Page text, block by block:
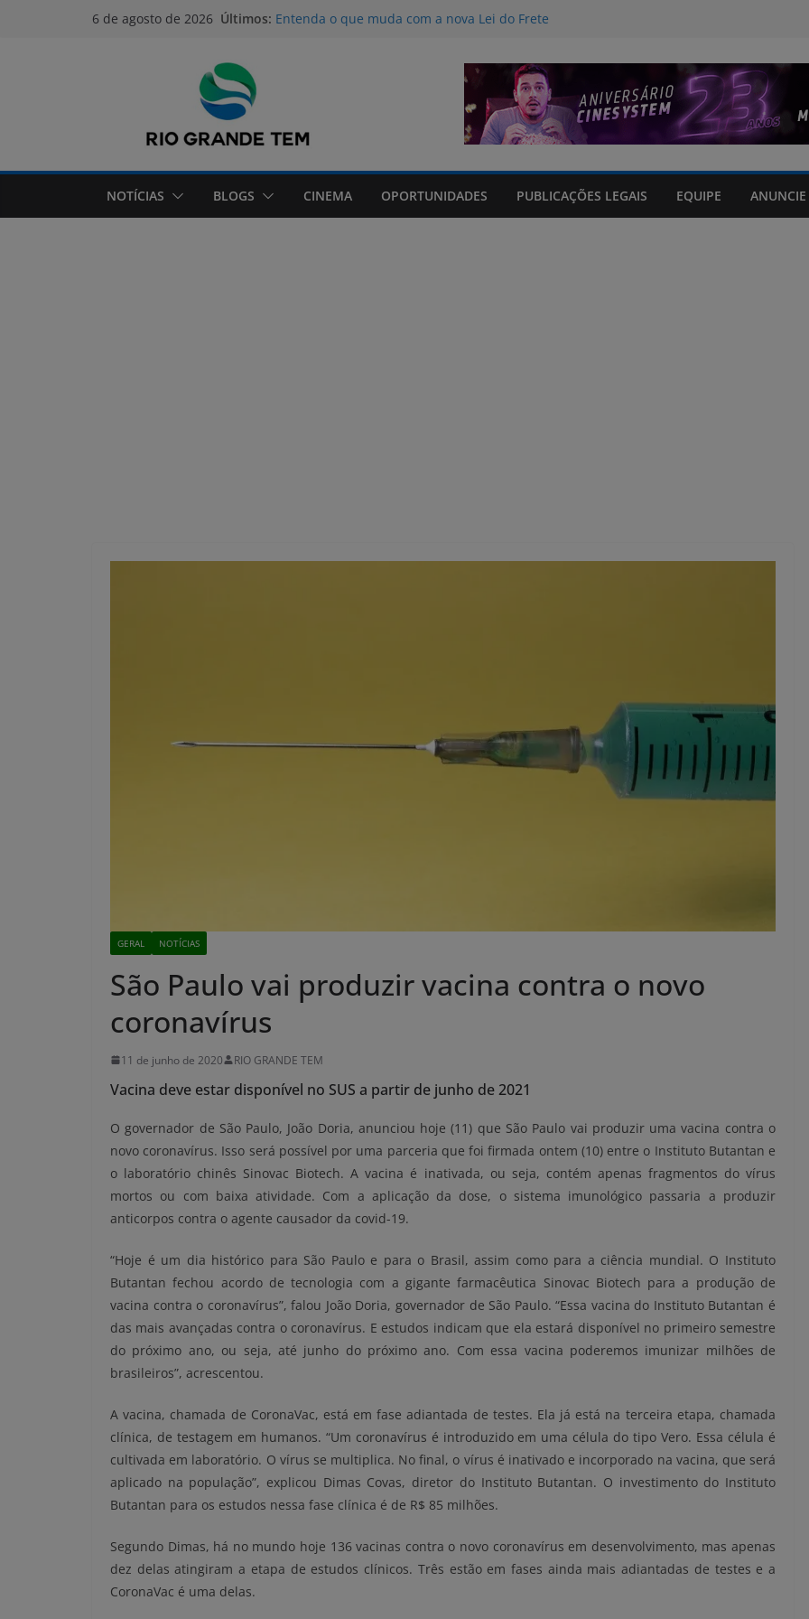
6 de agosto de 2026 Últimos: Entenda o que muda com a nova Lei do Frete
Anvisa proíbe produtos sem registro que prometiam
Medicamento reduz em até 85% internações no SUS por
Lei prorroga uso do FGTS em hospitais filantrópicos ligados
NOTÍCIAS
BLOGS CINEMA OPORTUNIDADES PUBLICAÇÕES LEGAIS EQUIPE ANUNCIE
GERAL NOTÍCIAS
São Paulo vai produzir vacina contra o novo
coronavírus
11 de junho de 2020 RIO GRANDE TEM
Vacina deve estar disponível no SUS a partir de junho de 2021
O governador de São Paulo, João Doria, anunciou hoje (11) que São Paulo vai produzir uma vacina contra o
novo coronavírus. Isso será possível por uma parceria que foi firmada ontem (10) entre o Instituto Butantan e
o laboratório chinês Sinovac Biotech. A vacina é inativada, ou seja, contém apenas fragmentos do vírus
mortos ou com baixa atividade. Com a aplicação da dose, o sistema imunológico passaria a produzir
anticorpos contra o agente causador da covid-19.
“Hoje é um dia histórico para São Paulo e para o Brasil, assim como para a ciência mundial. O Instituto
Butantan fechou acordo de tecnologia com a gigante farmacêutica Sinovac Biotech para a produção de
vacina contra o coronavírus”, falou João Doria, governador de São Paulo. “Essa vacina do Instituto Butantan é
das mais avançadas contra o coronavírus. E estudos indicam que ela estará disponível no primeiro semestre
do próximo ano, ou seja, até junho do próximo ano. Com essa vacina poderemos imunizar milhões de
brasileiros”, acrescentou.
A vacina, chamada de CoronaVac, está em fase adiantada de testes. Ela já está na terceira etapa, chamada
clínica, de testagem em humanos. “Um coronavírus é introduzido em uma célula do tipo Vero. Essa célula é
cultivada em laboratório. O vírus se multiplica. No final, o vírus é inativado e incorporado na vacina, que será
aplicado na população”, explicou Dimas Covas, diretor do Instituto Butantan. O investimento do Instituto
Butantan para os estudos nessa fase clínica é de R$ 85 milhões.
Segundo Dimas, há no mundo hoje 136 vacinas contra o novo coronavírus em desenvolvimento, mas apenas
dez delas atingiram a etapa de estudos clínicos. Três estão em fases ainda mais adiantadas de testes e a
CoronaVac é uma delas.